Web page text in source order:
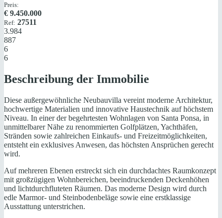
Preis:
€ 9.450.000
Ref: 27511
3.984
887
6
6
Beschreibung der Immobilie
Diese außergewöhnliche Neubauvilla vereint moderne Architektur,
hochwertige Materialien und innovative Haustechnik auf höchstem
Niveau. In einer der begehrtesten Wohnlagen von Santa Ponsa, in
unmittelbarer Nähe zu renommierten Golfplätzen, Yachthäfen,
Stränden sowie zahlreichen Einkaufs- und Freizeitmöglichkeiten,
entsteht ein exklusives Anwesen, das höchsten Ansprüchen gerecht
wird.
Auf mehreren Ebenen erstreckt sich ein durchdachtes Raumkonzept
mit großzügigen Wohnbereichen, beeindruckenden Deckenhöhen
und lichtdurchfluteten Räumen. Das moderne Design wird durch
edle Marmor- und Steinbodenbeläge sowie eine erstklassige
Ausstattung unterstrichen.